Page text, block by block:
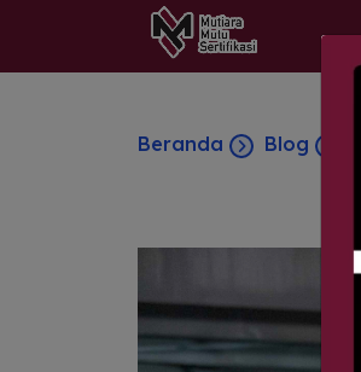
Beranda Blog